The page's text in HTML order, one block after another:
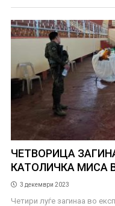
ЧЕТВОРИЦА
КАТОЛИЧКА МИСА
3 декември 2023
Четири луѓе загинаа во